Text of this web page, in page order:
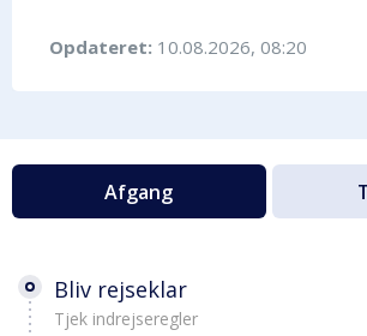
Opdateret: 10.08.2026, 08:20
Afgang
Bliv rejseklar
Tjek indrejseregler